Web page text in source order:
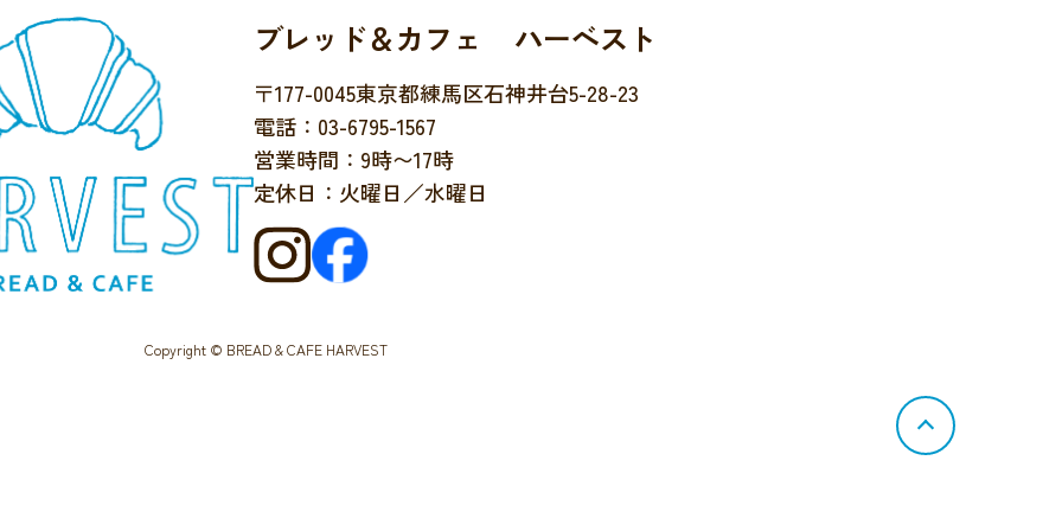
ブレッド＆カフェ ハーベスト
〒177-0045東京都練馬区石神井台5-28-23
電話：03-6795-1567
営業時間：9時〜17時
定休日：火曜日／水曜日
Copyright © BREAD & CAFE HARVEST